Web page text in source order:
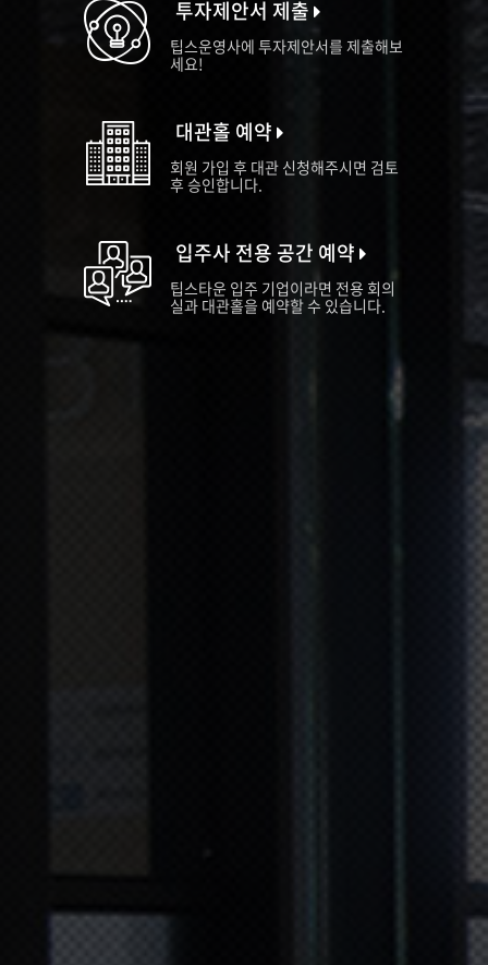
투자제안서 제출
팁스운영사에 투자제안서를 제출해보
세요!
대관홀 예약
회원 가입 후 대관 신청해주시면 검토
후 승인합니다.
입주사 전용 공간 예약
팁스타운 입주 기업이라면 전용 회의
실과 대관홀을 예약할 수 있습니다.